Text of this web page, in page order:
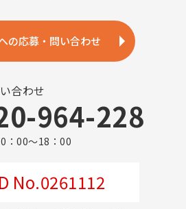
の応募・問い合わせ
合わせ
964-228
：00～18：00
No.0261112